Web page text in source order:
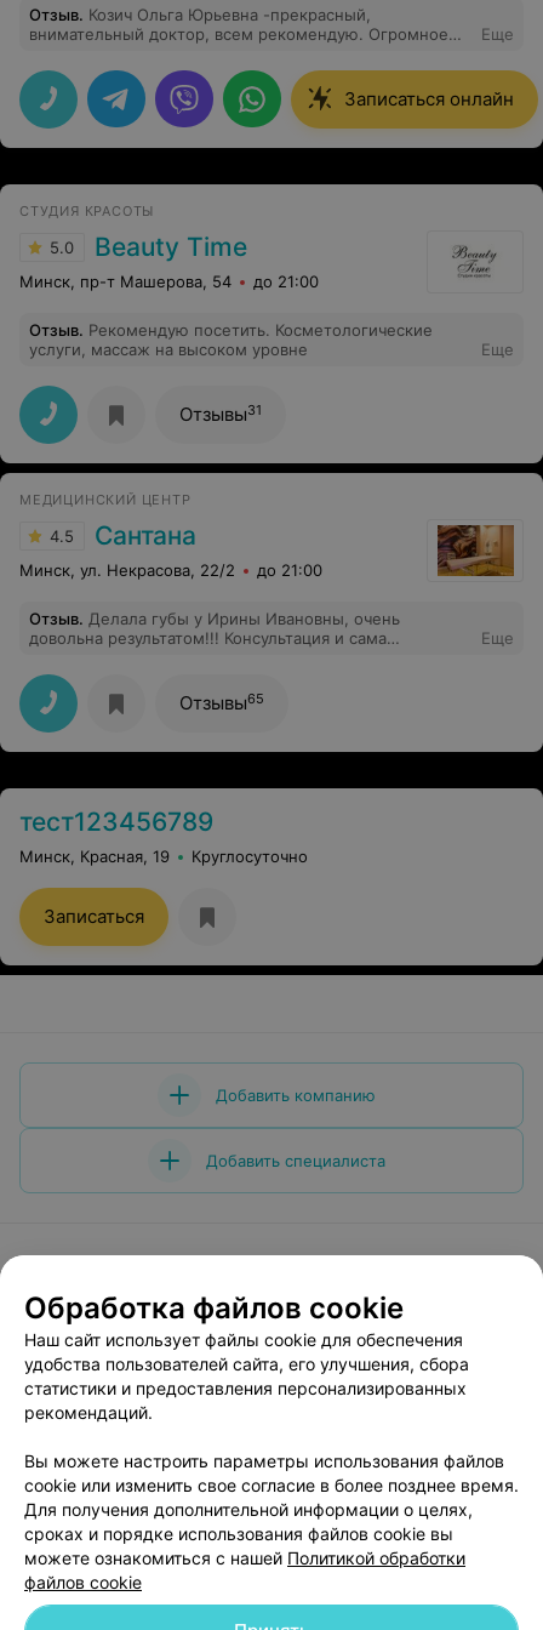
Отзыв. Козич Ольга Юрьевна -прекрасный,
внимательный доктор, всем рекомендую. Огромное
выслушать пациента и назначить подробную схему
лечения. После приема у Ольги Юрьевны настроение
на высоте!!!
Еще
Записаться онлайн
СТУДИЯ КРАСОТЫ
5.0 Beauty Time
Минск, пр-т Машерова, 54 до 21:00
Отзыв. Рекомендую посетить. Косметологические
услуги, массаж на высоком уровне
Еще
Отзывы31
МЕДИЦИНСКИЙ ЦЕНТР
4.5 Сантана
Минск, ул. Некрасова, 22/2 до 21:00
Отзыв. Делала губы у Ирины Ивановны, очень
довольна результатом!!! Консультация и сама
отзывов и записалась еще и на узи, цена для Минска
хорошая)) Буду рекомендовать подружкам этот мед
центр!!!
Еще
Отзывы65
тест123456789
Минск, Красная, 19 Круглосуточно
Записаться
Добавить компанию
Добавить специалиста
О проекте Новости проекта
Размещение рекламы
Медицинский маркетинг
Публичный договор
Пользовательское соглашение
Способы оплаты
Написать в поддержку
Персональные настройки cookie
Обработка персональных данных
Обработка файлов cookie
Наш сайт использует файлы cookie для обеспечения
удобства пользователей сайта, его улучшения, сбора
статистики и предоставления персонализированных
рекомендаций.
Вы можете настроить параметры использования файлов
cookie или изменить свое согласие в более позднее время.
Для получения дополнительной информации о целях,
сроках и порядке использования файлов cookie вы
можете ознакомиться с нашей Политикой обработки
файлов cookie